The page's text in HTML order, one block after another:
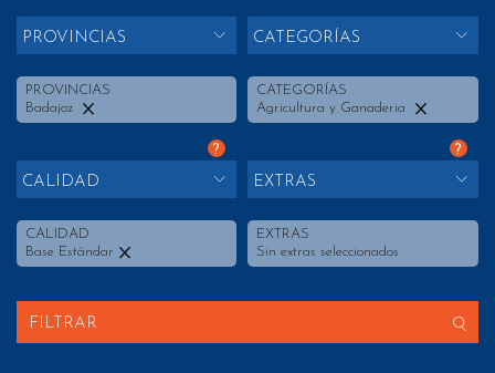
PROVINCIAS
PROVINCIAS
Badajoz
CATEGORÍAS
CATEGORÍAS
Agricultura y Ganaderia
?
CALIDAD
CALIDAD
Base Estándar
?
EXTRAS
EXTRAS
Sin extras seleccionados
FILTRAR